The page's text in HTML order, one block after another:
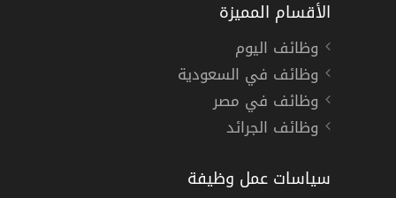
الأقسام المميزة
وظائف اليوم
وظائف في السعودية
وظائف في مصر
وظائف الجرائد
سياسات عمل وظيفة